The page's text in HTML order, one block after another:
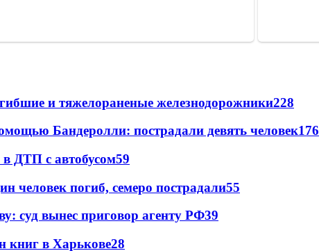
и тяжелораненые железнодорожники228
Бандеролли: пострадали девять человек176
ДТП с автобусом59
человек погиб, семеро пострадали55
суд вынес приговор агенту РФ39
книг в Харькове28